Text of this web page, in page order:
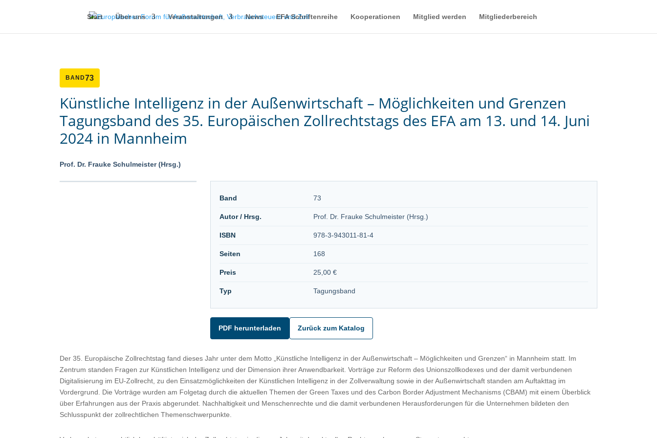
Start Über uns Veranstaltungen News EFA Schriftenreihe Kooperationen Mitglied werden Mitgliederbereich
BAND73
Künstliche Intelligenz in der Außenwirtschaft – Möglichkeiten und Grenzen
Tagungsband des 35. Europäischen Zollrechtstags des EFA am 13. und 14. Juni
2024 in Mannheim
Prof. Dr. Frauke Schulmeister (Hrsg.)
Band 73
Autor / Hrsg. Prof. Dr. Frauke Schulmeister (Hrsg.)
ISBN 978-3-943011-81-4
Seiten 168
Preis 25,00 €
Typ Tagungsband
PDF herunterladen Zurück zum Katalog
Der 35. Europäische Zollrechtstag fand dieses Jahr unter dem Motto „Künstliche Intelligenz in der Außenwirtschaft – Möglichkeiten und Grenzen“ in Mannheim statt. Im
Zentrum standen Fragen zur Künstlichen Intelligenz und der Dimension ihrer Anwendbarkeit. Vorträge zur Reform des Unionszollkodexes und der damit verbundenen
Digitalisierung im EU-Zollrecht, zu den Einsatzmöglichkeiten der Künstlichen Intelligenz in der Zollverwaltung sowie in der Außenwirtschaft standen am Auftakttag im
Vordergrund. Die Vorträge wurden am Folgetag durch die aktuellen Themen der Green Taxes und des Carbon Border Adjustment Mechanisms (CBAM) mit einem Überblick
über Erfahrungen aus der Praxis abgerundet. Nachhaltigkeit und Menschenrechte und die damit verbundenen Herausforderungen für die Unternehmen bildeten den
Schlusspunkt der zollrechtlichen Themenschwerpunkte.